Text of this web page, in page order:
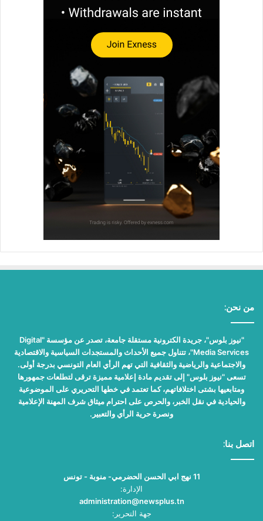
من نحن:
"نيوز بلوس"، جريدة الكترونية مستقلة جامعة، تصدر عن مؤسسة "Digital
Media Services"، تتناول جميع الأحداث والمستجدات السياسية والاقتصادية
والاجتماعية والرياضية والثقافية التي تهم الرأي العام التونسي بدرجة أولى.
تسعى "نيوز بلوس" إلى تقديم مادة إعلامية مميزة ترقى لتطلعات جمهورها
ومتابعيها بشتى اختلافاتهم، كما تعتمد في خطها التحريري على الموضوعية
والحيادية في نقل الخبر، والحرص على احترام ميثاق شرف المهنة الإعلامية
ونصرة حرية الرأي والتعبير.
اتصل بنا:
11 نهج ابي الحسن الحضرمي- منوبة - تونس
الإدارة:
administration@newsplus.tn
جهة التحرير: